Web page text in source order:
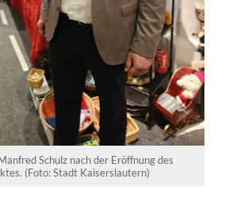
Schulz nach der Eröffnung des
(Foto: Stadt Kaiserslautern)